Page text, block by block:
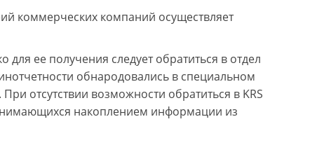
коммерческих компаний осуществляет
ее получения следует обратиться в отдел
обнародовались в специальном
отсутствии возможности обратиться в KRS
накоплением информации из